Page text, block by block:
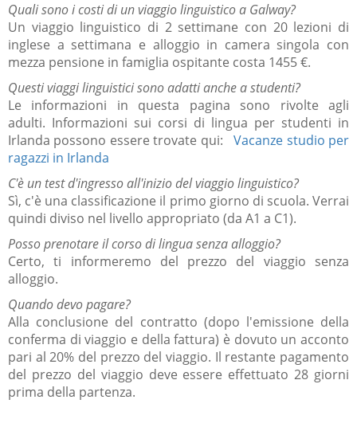
Quali sono i costi di un viaggio linguistico a Galway?
Un viaggio linguistico di 2 settimane con 20 lezioni di
inglese a settimana e alloggio in camera singola con
mezza pensione in famiglia ospitante costa 1455 €.
Questi viaggi linguistici sono adatti anche a studenti?
Le informazioni in questa pagina sono rivolte agli
adulti. Informazioni sui corsi di lingua per studenti in
Irlanda possono essere trovate qui:
Vacanze studio per
ragazzi in Irlanda
C'è un test d'ingresso all'inizio del viaggio linguistico?
Sì, c'è una classificazione il primo giorno di scuola. Verrai
quindi diviso nel livello appropriato (da A1 a C1).
Posso prenotare il corso di lingua senza alloggio?
Certo, ti informeremo del prezzo del viaggio senza
alloggio.
Quando devo pagare?
Alla conclusione del contratto (dopo l'emissione della
conferma di viaggio e della fattura) è dovuto un acconto
pari al 20% del prezzo del viaggio. Il restante pagamento
del prezzo del viaggio deve essere effettuato 28 giorni
prima della partenza.